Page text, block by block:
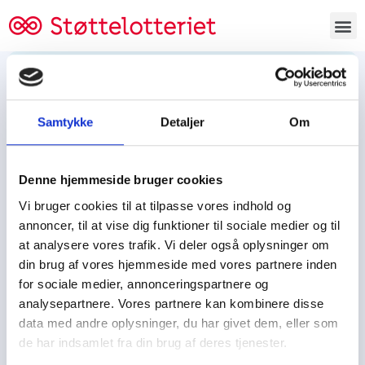
Samtykke Detaljer Om
Denne hjemmeside bruger cookies
Vi bruger cookies til at tilpasse vores indhold og
annoncer, til at vise dig funktioner til sociale medier og til
at analysere vores trafik. Vi deler også oplysninger om
din brug af vores hjemmeside med vores partnere inden
for sociale medier, annonceringspartnere og
analysepartnere. Vores partnere kan kombinere disse
data med andre oplysninger, du har givet dem, eller som
de har indsamlet fra din brug af deres tjenester.
Tjen penge og støt
Tjen penge til:
Spejdere/spejdergruppen/FDF’ere, m.fl.
Kontor
Tjenpengeogstoet.dk
Ejby Industrivej 91
DK – 2600 Glostrup
CVR: 19347508